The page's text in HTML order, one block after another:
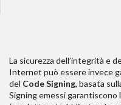
La sicurezza dell’integrità e
Internet può essere invece
del Code Signing, basata
Signing emessi garantiscono